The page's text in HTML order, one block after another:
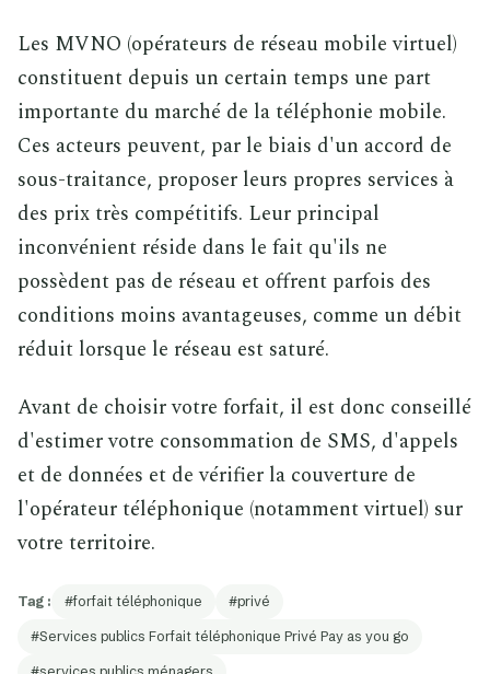
Les MVNO (opérateurs de réseau mobile virtuel)
constituent depuis un certain temps une part
importante du marché de la téléphonie mobile.
Ces acteurs peuvent, par le biais d'un accord de
sous-traitance, proposer leurs propres services à
des prix très compétitifs. Leur principal
inconvénient réside dans le fait qu'ils ne
possèdent pas de réseau et offrent parfois des
conditions moins avantageuses, comme un débit
réduit lorsque le réseau est saturé.
Avant de choisir votre forfait, il est donc conseillé
d'estimer votre consommation de SMS, d'appels
et de données et de vérifier la couverture de
l'opérateur téléphonique (notamment virtuel) sur
votre territoire.
Tag : forfait téléphonique privé
Services publics Forfait téléphonique Privé Pay as you go